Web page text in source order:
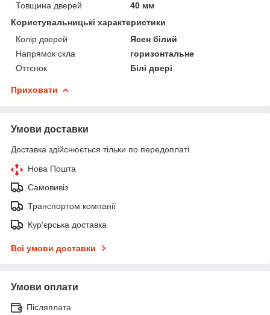
Товщина дверей
40 мм
Користувальницькі характеристики
Колір дверей
Ясен білий
Напрямок скла
горизонтальне
Оттєнок
Білі двері
Приховати
Умови доставки
Доставка здійснюється тільки по передоплаті.
Нова Пошта
Самовивіз
Транспортом компанії
Кур'єрська доставка
Всі умови доставки
Умови оплати
Післяплата